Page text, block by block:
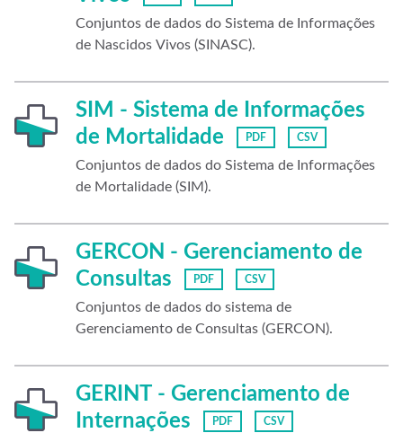
Conjuntos de dados do Sistema de Informações
de Nascidos Vivos (SINASC).
SIM - Sistema de Informações
de Mortalidade
PDF CSV
Conjuntos de dados do Sistema de Informações
de Mortalidade (SIM).
GERCON - Gerenciamento de
Consultas
PDF CSV
Conjuntos de dados do sistema de
Gerenciamento de Consultas (GERCON).
GERINT - Gerenciamento de
Internações
PDF CSV